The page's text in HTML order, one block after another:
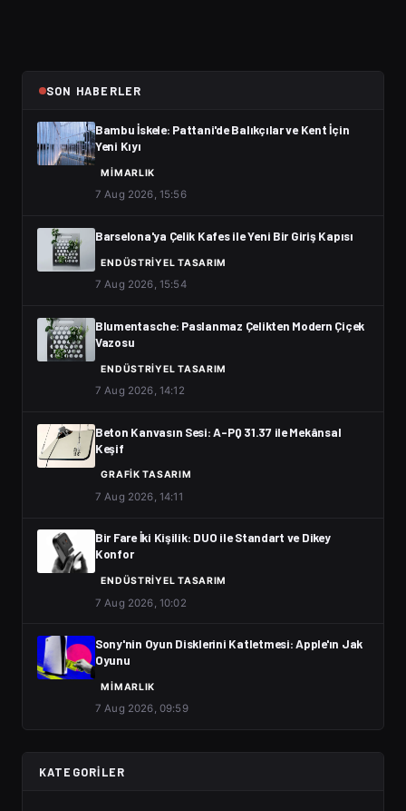
SON HABERLER
Bambu İskele: Pattani'de Balıkçılar ve Kent İçin
Yeni Kıyı
MIMARLIK
7 Aug 2026, 15:56
Barselona'ya Çelik Kafes ile Yeni Bir Giriş Kapısı
ENDÜSTRIYEL TASARIM
7 Aug 2026, 15:54
Blumentasche: Paslanmaz Çelikten Modern Çiçek
Vazosu
ENDÜSTRIYEL TASARIM
7 Aug 2026, 14:12
Beton Kanvasın Sesi: A-PQ 31.37 ile Mekânsal
Keşif
GRAFIK TASARIM
7 Aug 2026, 14:11
Bir Fare İki Kişilik: DUO ile Standart ve Dikey
Konfor
ENDÜSTRIYEL TASARIM
7 Aug 2026, 10:02
Sony'nin Oyun Disklerini Katletmesi: Apple'ın Jak
Oyunu
MIMARLIK
7 Aug 2026, 09:59
KATEGORILER